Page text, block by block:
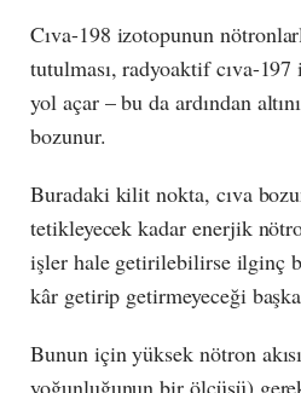
Cıva-198 izotopunun
tutulması, radyoaktif cıva-
yol açar – bu da ardından
bozunur.
Buradaki kilit nokta, cıva
tetikleyecek kadar enerjik
işler hale getirilebilirse ilginç
kâr getirip getirmeyeceği
Bunun için yüksek nötron
yoğunluğunun bir ölçüsü)